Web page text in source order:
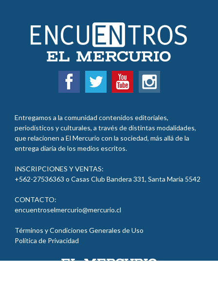
Entregamos a la comunidad contenidos editoriales,
periodísticos y culturales, a través de distintas modalidades,
que relacionen a El Mercurio con la sociedad, más allá de la
entrega diaria de los medios escritos.
INSCRIPCIONES Y VENTAS:
+562-27536363 o Casas Club Bandera 331, Santa María 5542
CONTACTO:
encuentroselmercurio@mercurio.cl
Términos y Condiciones Generales de Uso
Política de Privacidad